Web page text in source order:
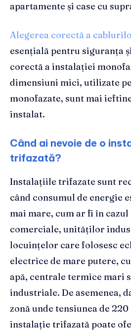
apartamente și case cu
Alegerea corectă a
esențială pentru siguranța
corectă a instalației
dimensiuni mici, utilizate
monofazate, sunt mai
instalat.
Când ai nevoie de o
trifazată?
Instalațiile trifazate sunt
când consumul de energie
mai mare, cum ar fi în
comerciale, unităților
locuințelor care folosesc
electrice de mare putere,
apă, centrale termice mari
industriale. De asemenea,
zonă unde tensiunea de
instalație trifazată poate